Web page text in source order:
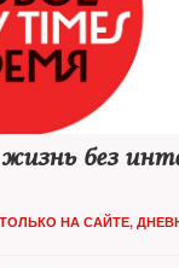
без
ТОЛЬКО НА САЙТЕ,